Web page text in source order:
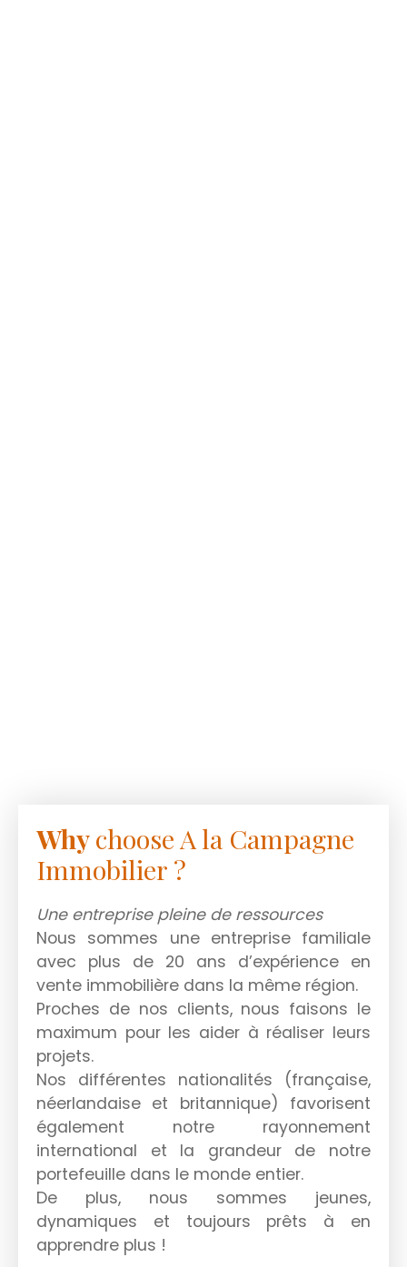
Whychoose A la Campagne
Immobilier ?
Une entreprise pleine de ressources
Nous sommes une entreprise familiale
avec plus de 20 ans d’expérience en
vente immobilière dans la même région.
Proches de nos clients, nous faisons le
maximum pour les aider à réaliser leurs
projets.
Nos différentes nationalités (française,
néerlandaise et britannique) favorisent
également notre rayonnement
international et la grandeur de notre
portefeuille dans le monde entier.
De plus, nous sommes jeunes,
dynamiques et toujours prêts à en
apprendre plus !